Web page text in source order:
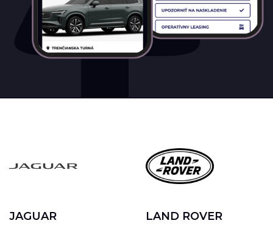
JAGUAR LAND ROVER